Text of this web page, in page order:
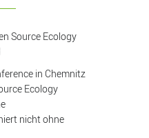
Source Ecology
in Chemnitz
Ecology
nicht ohne